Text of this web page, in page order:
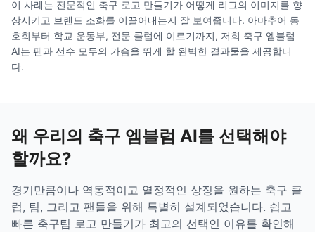
이 사례는 전문적인 축구 로고 만들기가 어떻게 리그의 이미지를 향
상시키고 브랜드 조화를 이끌어내는지 잘 보여줍니다. 아마추어 동
호회부터 학교 운동부, 전문 클럽에 이르기까지, 저희 축구 엠블럼
AI는 팬과 선수 모두의 가슴을 뛰게 할 완벽한 결과물을 제공합니
다.
왜 우리의 축구 엠블럼 AI를 선택해야
할까요?
경기만큼이나 역동적이고 열정적인 상징을 원하는 축구 클
럽, 팀, 그리고 팬들을 위해 특별히 설계되었습니다. 쉽고
빠른 축구팀 로고 만들기가 최고의 선택인 이유를 확인해